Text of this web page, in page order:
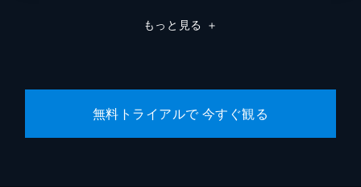
もっと見る ＋
無料トライアルで 今すぐ観る